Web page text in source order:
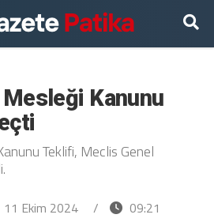
Kanunu
Teklifi, Meclis Genel
11 Ekim 2024 / 09:21